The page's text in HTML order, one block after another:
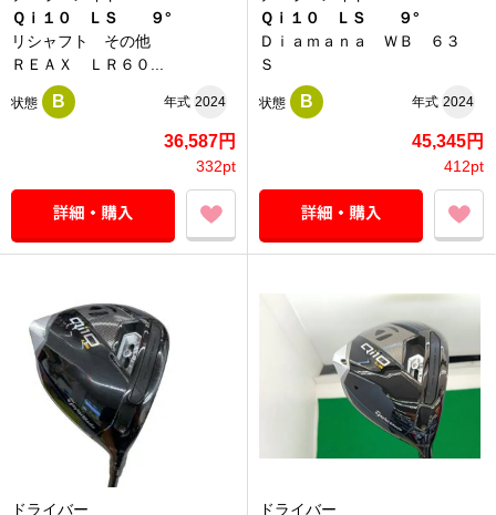
Ｑｉ１０ ＬＳ ９°
リシャフト その他
ＲＥＡＸ ＬＲ６０...
状態 B 年式 2024
36,587円
332pt
Ｑｉ１０ ＬＳ ９°
Ｄｉａｍａｎａ ＷＢ ６３
Ｓ
状態 B 年式 2024
45,345円
412pt
ドライバー ドライバー